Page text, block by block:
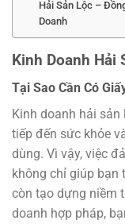
Hải Sản Lộc –
Doanh
Kinh Doanh Hải
Tại Sao Cần Có
Kinh doanh hải
tiếp đến sức khỏe
dùng. Vì vậy, việc
không chỉ giúp bạn
còn tạo dựng niềm
doanh hợp pháp,